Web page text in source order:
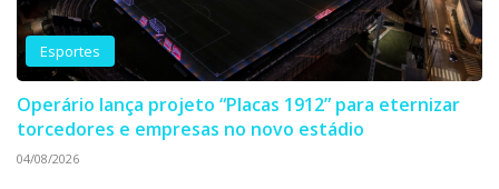
Esportes
Operário lança projeto “Placas 1912” para eternizar
torcedores e empresas no novo estádio
04/08/2026